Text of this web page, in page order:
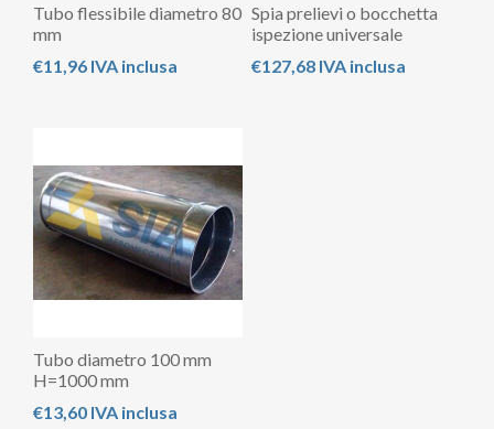
Tubo flessibile diametro 80
mm
€11,96 IVA inclusa
Spia prelievi o bocchetta
ispezione universale
€127,68 IVA inclusa
Tubo diametro 100 mm
H=1000 mm
€13,60 IVA inclusa